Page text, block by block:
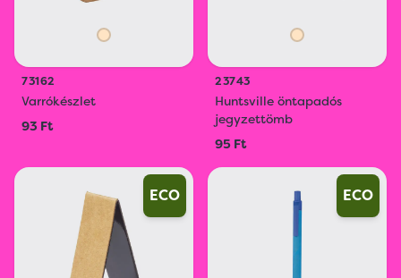
73162
Varrókészlet
93 Ft
23743
Huntsville öntapadós
jegyzettömb
95 Ft
ECO ECO